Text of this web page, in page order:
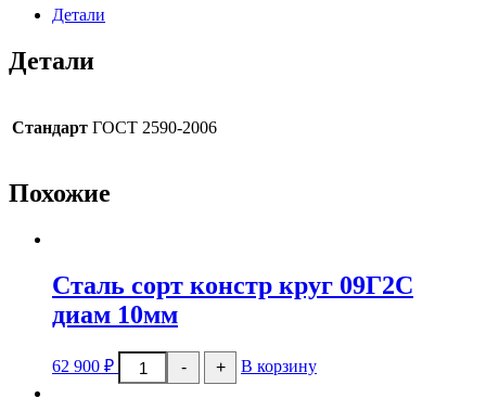
стальной
34мм
Детали
Детали
Стандарт ГОСТ 2590-2006
Похожие
Сталь сорт констр круг 09Г2С
диам 10мм
62 900 ₽ -
Количество
товара
+ В корзину